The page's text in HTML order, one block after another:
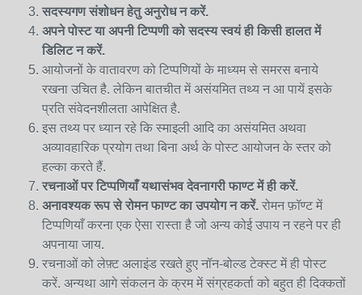
सदस्यगण संशोधन हेतु अनुरोध न करें.
अपने पोस्ट या अपनी टिप्पणी को सदस्य स्वयं ही किसी हालत में
डिलिट न करें.
आयोजनों के वातावरण को टिप्पणियों के माध्यम से समरस बनाये
रखना उचित है. लेकिन बातचीत में असंयमित तथ्य न आ पायें इसके
प्रति संवेदनशीलता आपेक्षित है.
इस तथ्य पर ध्यान रहे कि स्माइली आदि का असंयमित अथवा
अव्यावहारिक प्रयोग तथा बिना अर्थ के पोस्ट आयोजन के स्तर को
हल्का करते हैं.
रचनाओं पर टिप्पणियाँ यथासंभव देवनागरी फाण्ट में ही करें.
अनावश्यक रूप से रोमन फाण्ट का उपयोग न करें. रोमन फ़ॉण्ट में
टिप्पणियाँ करना एक ऐसा रास्ता है जो अन्य कोई उपाय न रहने पर ही
अपनाया जाय.
रचनाओं को लेफ़्ट अलाइंड रखते हुए नॉन-बोल्ड टेक्स्ट में ही पोस्ट
करें. अन्यथा आगे संकलन के क्रम में संग्रहकर्ता को बहुत ही दिक्कतों